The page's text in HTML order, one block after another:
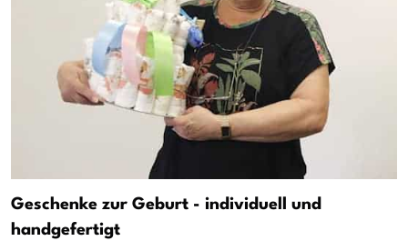
Geschenke zur Geburt - individuell und
handgefertigt